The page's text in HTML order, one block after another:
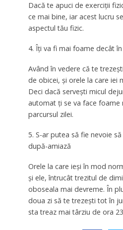
Dacă te apuci de exerciţii
ce mai bine, iar acest lucru
aspectul tău fizic.
4. Îţi va fi mai foame decât
Având în vedere că te
de obicei, şi orele la care iei
Deci dacă serveşti micul
automat ţi se va face foame
parcursul zilei.
5. S-ar putea să fie nevoie
după-amiază
Orele la care ieşi în mod
şi ele, întrucât trezitul de
oboseala mai devreme. În
doua zi să te trezeşti tot în
sta treaz mai târziu de ora